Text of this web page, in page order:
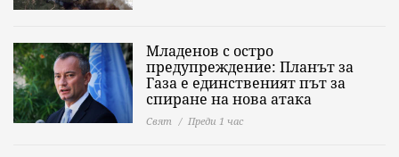
Младенов с остро
предупреждение: Планът за
Газа е единственият път за
спиране на нова атака
Свят Преди 1 час